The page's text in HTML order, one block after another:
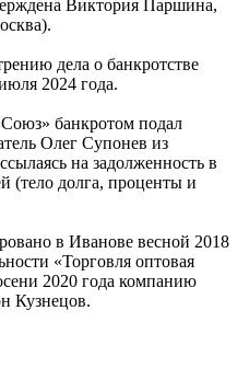
Виктория Паршина,
дела о банкротстве
2024 года.
банкротом подал
Олег Супонев из
на задолженность в
(тело долга, проценты и
в Иванове весной 2018
«Торговля оптовая
2020 года компанию
Кузнецов.